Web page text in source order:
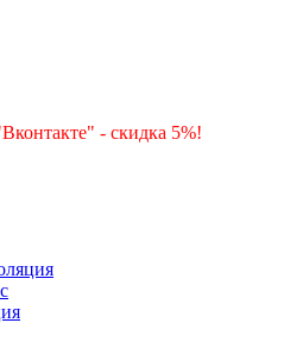
- скидка 5%!